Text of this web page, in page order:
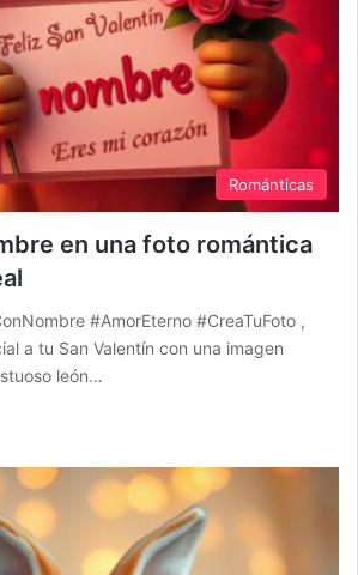
Románticas
en una foto romántica
#AmorEterno #CreaTuFoto ,
a tu San Valentín con una imagen
león…